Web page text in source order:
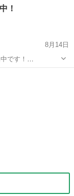
！
8月14日
です！